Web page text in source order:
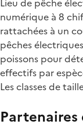
numérique à 8
rattachées à un
pêches
poissons pour
effectifs par
Les classes de
Partenaires